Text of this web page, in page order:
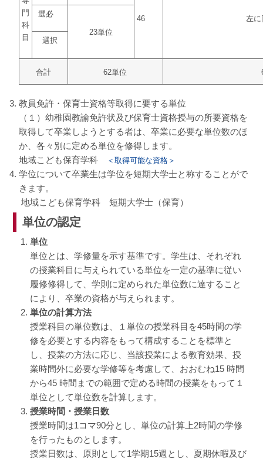
門
科
目
46 左に
選必
23単位
選択
合計 62単位
教員免許・保育士資格等取得に要する単位
（１）幼稚園教諭免許状及び保育士資格授与の所要資格を
取得して卒業しようとする者は、卒業に必要な単位数のほ
か、各々別に定める単位を修得します。
地域こども保育学科
＜取得可能な資格＞
学位について卒業生は学位を短期大学士と称することがで
きます。
地域こども保育学科 短期大学士（保育）
単位の認定
単位
単位とは、学修量を示す基準です。学生は、それぞれ
の授業科目に与えられている単位を一定の基準に従い
履修修得して、学則に定められた単位数に達すること
により、卒業の資格が与えられます。
単位の計算方法
授業科目の単位数は、１単位の授業科目を45時間の学
修を必要とする内容をもって構成することを標準と
し、授業の方法に応じ、当該授業による教育効果、授
業時間外に必要な学修等を考慮して、おおむね15 時間
から45 時間までの範囲で定める時間の授業をもって１
単位として単位数を計算します。
授業時間・授業日数
授業時間は1コマ90分とし、単位の計算上2時間の学修
を行ったものとします。
授業日数は、原則として1学期15週とし、夏期休暇及び